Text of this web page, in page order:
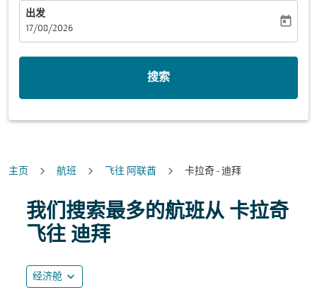
出发
fc-booking-departure-date-aria-label
17/08/2026
today
搜索
主页 航班 飞往 阿联酋 卡拉奇 - 迪拜
我们搜索最多的航班从 卡拉奇
飞往 迪拜
经济舱 expand_more